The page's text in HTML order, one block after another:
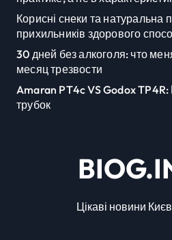
Корисні снеки та натуральна
прихильників здорового
30 дней без алкоголя: что
месяц трезвости
Amaran PT4c VS Godox TP4R:
трубок
Цікаві новини